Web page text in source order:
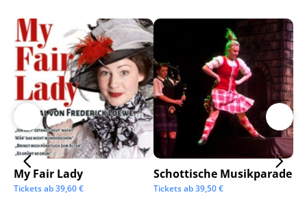
My Fair Lady
Tickets ab39,60€
Schottische Musikparade
Tickets ab39,50€